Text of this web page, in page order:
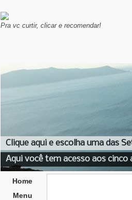
Pra vc curtir, clicar e recomendar!
Clique aqui e escolha uma das
Aqui você tem acesso aos
Home
Menu